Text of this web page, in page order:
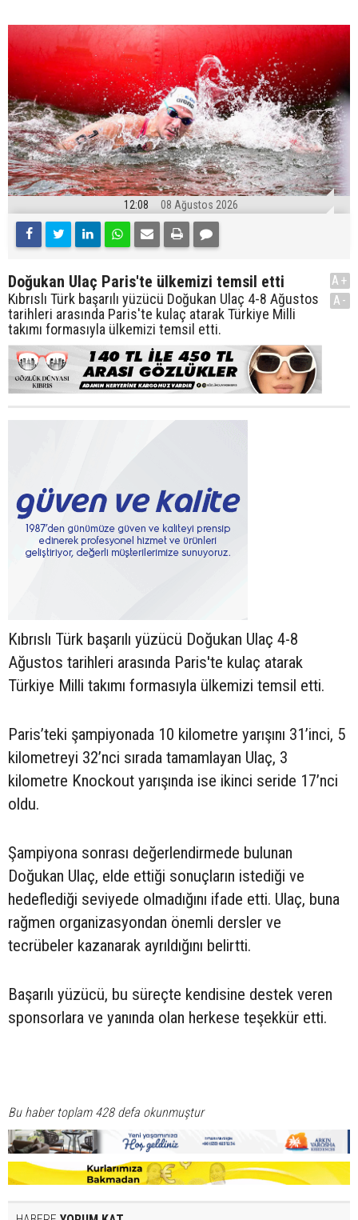
12:08 08 Ağustos 2026
Doğukan Ulaç Paris'te ülkemizi temsil etti
Kıbrıslı Türk başarılı yüzücü Doğukan Ulaç 4-8 Ağustos
tarihleri arasında Paris'te kulaç atarak Türkiye Milli
takımı formasıyla ülkemizi temsil etti.
A+
A-
Kıbrıslı Türk başarılı yüzücü Doğukan Ulaç 4-8
Ağustos tarihleri arasında Paris'te kulaç atarak
Türkiye Milli takımı formasıyla ülkemizi temsil etti.
Paris’teki şampiyonada 10 kilometre yarışını 31’inci, 5
kilometreyi 32’nci sırada tamamlayan Ulaç, 3
kilometre Knockout yarışında ise ikinci seride 17’nci
oldu.
Şampiyona sonrası değerlendirmede bulunan
Doğukan Ulaç, elde ettiği sonuçların istediği ve
hedeflediği seviyede olmadığını ifade etti. Ulaç, buna
rağmen organizasyondan önemli dersler ve
tecrübeler kazanarak ayrıldığını belirtti.
Başarılı yüzücü, bu süreçte kendisine destek veren
sponsorlara ve yanında olan herkese teşekkür etti.
Bu haber toplam 428 defa okunmuştur